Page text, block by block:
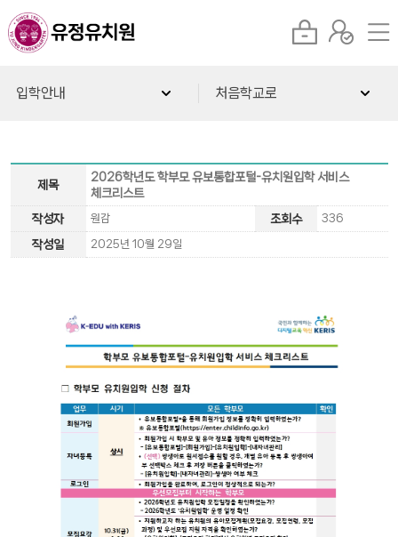
입학안내 처음학교로
제목
2026학년도 학부모 유보통합포털-유치원입학 서비스
체크리스트
작성자 원감 조회수 336
작성일 2025년 10월 29일